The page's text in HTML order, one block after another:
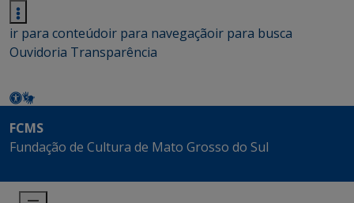
ir para conteúdoir para navegaçãoir para busca
Ouvidoria Transparência
FCMS
Fundação de Cultura de Mato Grosso do Sul